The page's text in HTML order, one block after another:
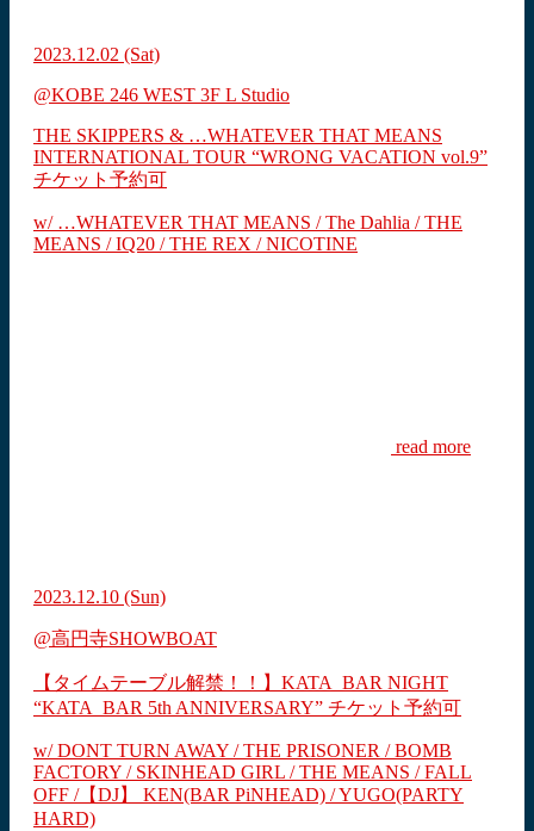
2023.12.02 (Sat)
@KOBE 246 WEST 3F L Studio
THE SKIPPERS & …WHATEVER THAT MEANS
INTERNATIONAL TOUR “WRONG VACATION vol.9”
チケット予約可
w/ …WHATEVER THAT MEANS / The Dahlia / THE
MEANS / IQ20 / THE REX / NICOTINE
read more
2023.12.10 (Sun)
@高円寺SHOWBOAT
【タイムテーブル解禁！！】KATA_BAR NIGHT
“KATA_BAR 5th ANNIVERSARY” チケット予約可
w/ DONT TURN AWAY / THE PRISONER / BOMB
FACTORY / SKINHEAD GIRL / THE MEANS / FALL
OFF /【DJ】 KEN(BAR PiNHEAD) / YUGO(PARTY
HARD)